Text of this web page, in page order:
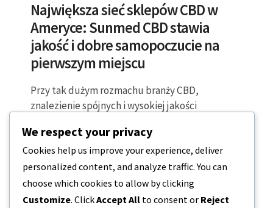
Największa sieć sklepów CBD w
Ameryce: Sunmed CBD stawia
jakość i dobre samopoczucie na
pierwszym miejscu
Przy tak dużym rozmachu branży CBD,
znalezienie spójnych i wysokiej jakości
rynku globalnym. Tradycyjne…
3 MINUTY CZYTANIA 2023-06-08
We respect your privacy
Cookies help us improve your experience, deliver
personalized content, and analyze traffic. You can
choose which cookies to allow by clicking
Customize. ClickAccept All to consent or Reject